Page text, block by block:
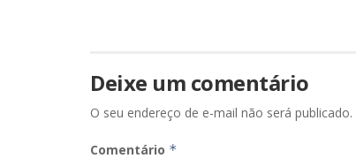
Deixe um comentário
O seu endereço de e-mail não será publicado.
Comentário *